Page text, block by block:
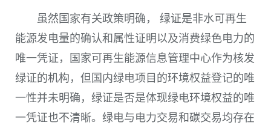
虽然国家有关政策明确， 绿证是非水可再生
能源发电量的确认和属性证明以及消费绿色电力的
唯一凭证，国家可再生能源信息管理中心作为核发
绿证的机构，但国内绿电项目的环境权益登记的唯
一性并未明确，绿证是否是体现绿电环境权益的唯
一凭证也不清晰。绿电与电力交易和碳交易均存在